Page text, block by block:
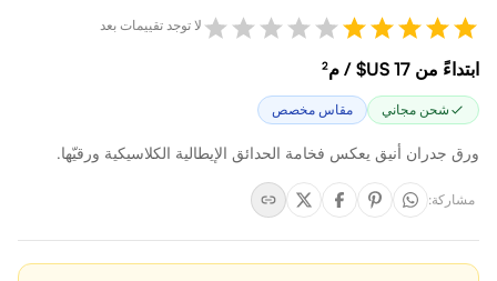
لا توجد تقييمات بعد
ابتداءً من ‏17 US$ / م²
شحن مجاني مقاس مخصص
ورق جدران أنيق يعكس فخامة الحدائق الإيطالية الكلاسيكية ورقيّها.
مشاركة: